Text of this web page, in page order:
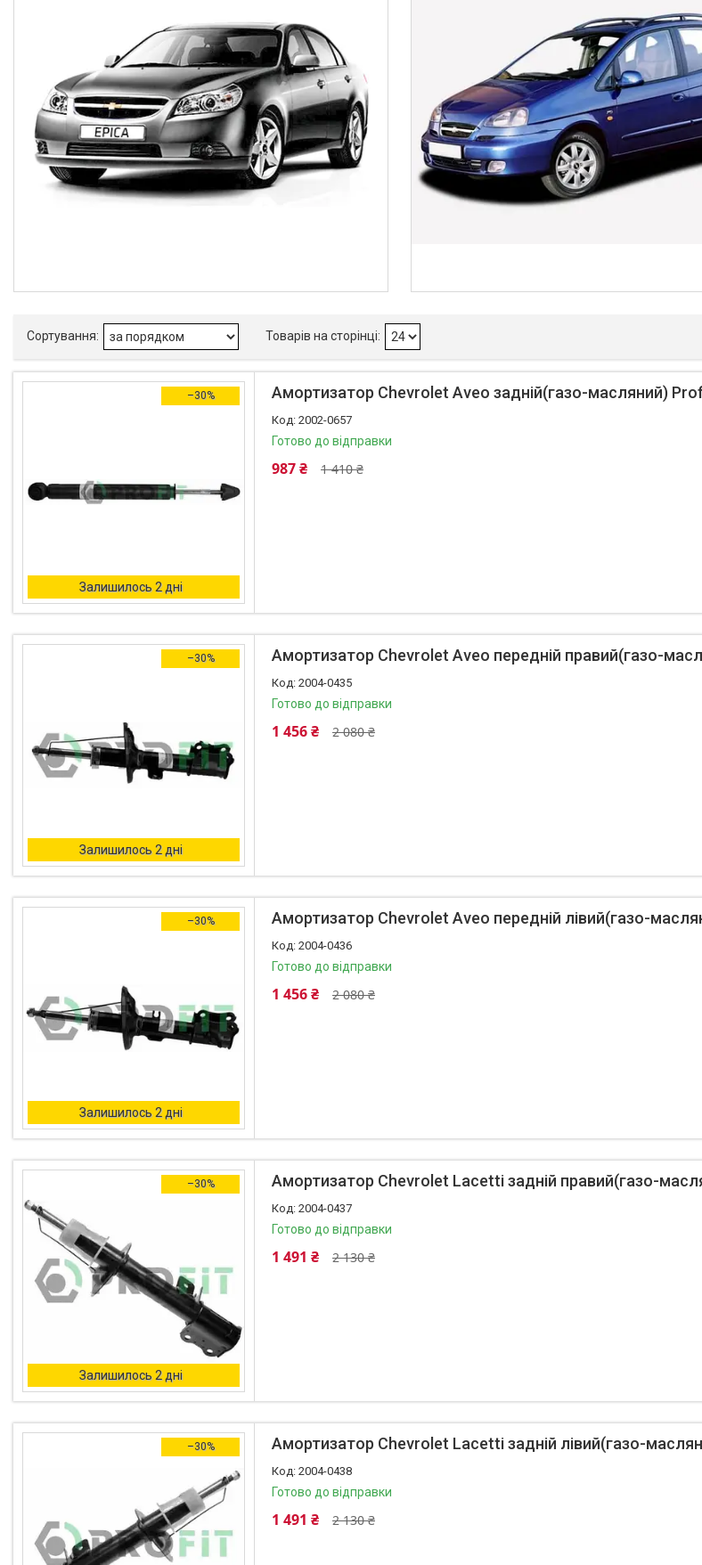
–30%
Залишилось 2 дні
Амортизатор Chevrolet Aveo задній(газо-масляний)
2002-0657
Готово до відправки
1 410 ₴
987 ₴
–30%
Залишилось 2 дні
Амортизатор Chevrolet Aveo передній правий(газо-
2004-0435
Готово до відправки
2 080 ₴
1 456 ₴
–30%
Залишилось 2 дні
Амортизатор Chevrolet Aveo передній лівий(газо-
2004-0436
Готово до відправки
2 080 ₴
1 456 ₴
–30%
Залишилось 2 дні
Амортизатор Chevrolet Lacetti задній правий(газо-
2004-0437
Готово до відправки
2 130 ₴
1 491 ₴
–30% Амортизатор Chevrolet Lacetti задній лівий(газо-
2004-0438
Готово до відправки
2 130 ₴
1 491 ₴